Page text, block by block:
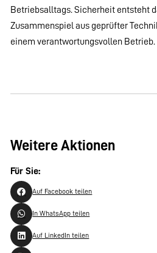
Betriebsalltags. Sicherheit entsteht
Zusammenspiel aus geprüfter
einem verantwortungsvollen Betrieb.
Weitere Aktionen
Für Sie:
Auf Facebook teilen
In WhatsApp teilen
Auf LinkedIn teilen